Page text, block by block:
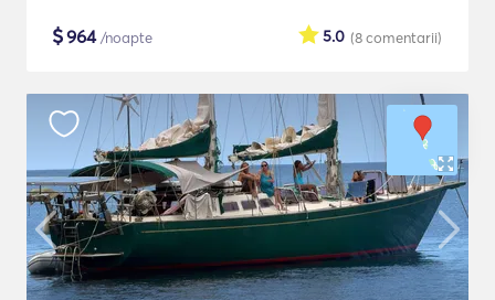
$964/noapte (8comentarii)
5.0